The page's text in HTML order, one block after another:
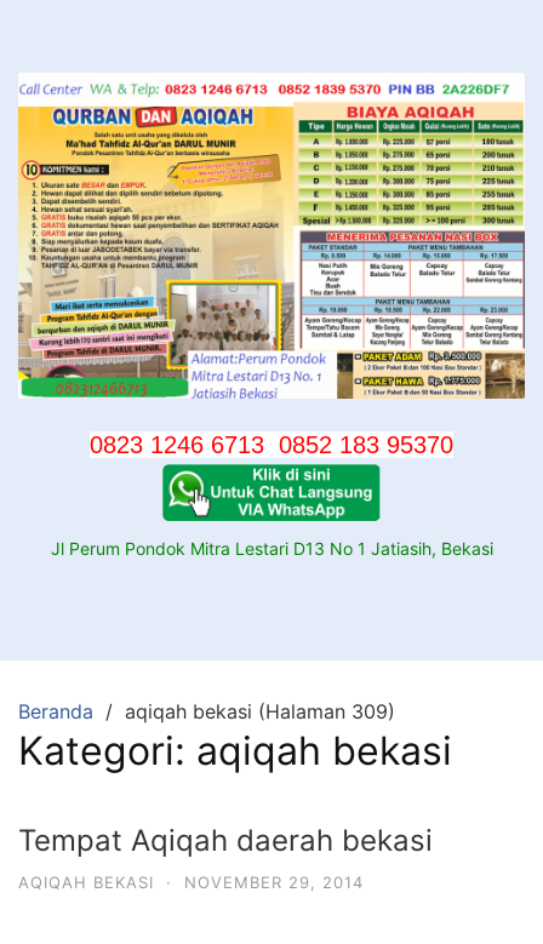
konten
0823 1246 6713 0852 183 95370
Jl Perum Pondok Mitra Lestari D13 No 1 Jatiasih, Bekasi
Beranda aqiqah bekasi (Halaman 309)
Kategori: aqiqah bekasi
Tempat Aqiqah daerah bekasi
AQIQAH BEKASI · NOVEMBER 29, 2014